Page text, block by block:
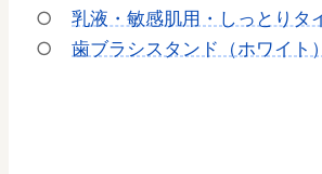
乳液・敏感肌用・しっとりタ
歯ブラシスタンド（ホワイト）